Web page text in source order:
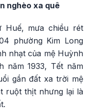
nghèo xa quê
Huế, mưa chiều rét
phường Kim Long
nhạt của mệ Huỳnh
năm 1933, Tết năm
gần đất xa trời mệ
ruột thịt nhưng lại là